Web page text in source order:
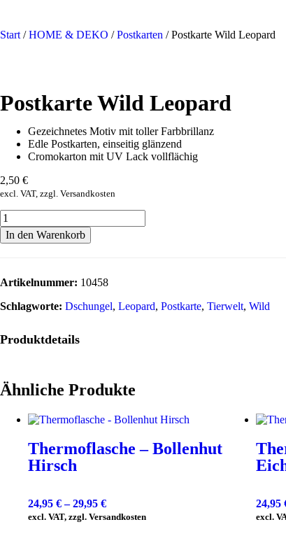
Start /HOME & DEKO /Postkarten / Postkarte Wild Leopard
Postkarte Wild Leopard
Gezeichnetes Motiv mit toller Farbbrillanz
Edle Postkarten, einseitig glänzend
Cromokarton mit UV Lack vollflächig
2,50 €
excl. VAT, zzgl. Versandkosten
In den Warenkorb
Artikelnummer: 10458
Schlagworte: Dschungel, Leopard, Postkarte, Tierwelt, Wild
Produktdetails
Ähnliche Produkte
Thermoflasche – Bollenhut
Hirsch
24,95 €–29,95 €
excl. VAT, zzgl. Versandkosten
24,95
excl.